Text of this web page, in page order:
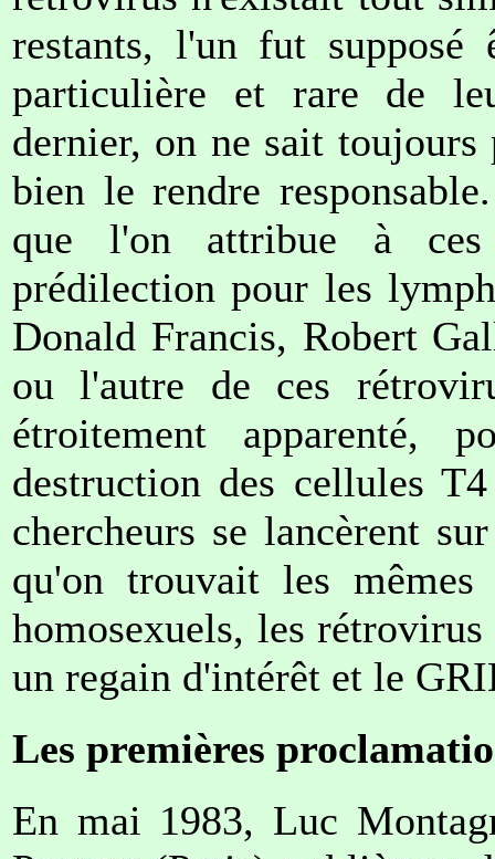
restants, l'un fut
particulière et rare de
dernier, on ne sait
bien le rendre
que l'on attribue à ces
prédilection pour les
Donald Francis, Robert
ou l'autre de ces
étroitement apparenté,
destruction des cellules
chercheurs se lancèrent
qu'on trouvait les mêmes
homosexuels, les
un regain d'intérêt et le
Les premières
En mai 1983, Luc